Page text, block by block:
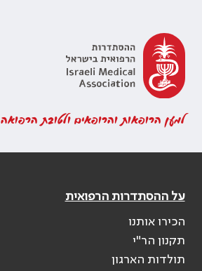
למען הרופאות והרופאים ולטובת הרפואה
על ההסתדרות הרפואית
הכירו אותנו
תקנון הר"י
תולדות הארגון